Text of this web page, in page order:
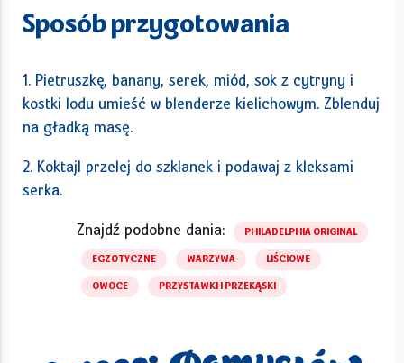
Sposób przygotowania
1. Pietruszkę, banany, serek, miód, sok z cytryny i
kostki lodu umieść w blenderze kielichowym. Zblenduj
na gładką masę.
2. Koktajl przelej do szklanek i podawaj z kleksami
serka.
Znajdź podobne dania: PHILADELPHIA ORIGINAL
EGZOTYCZNE WARZYWA LIŚCIOWE
OWOCE PRZYSTAWKI I PRZEKĄSKI